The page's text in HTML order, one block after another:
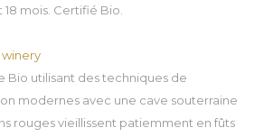
mois. Certifié Bio.
Bio utilisant des techniques de
modernes avec une cave souterraine
rouges vieillissent patiemment en fûts